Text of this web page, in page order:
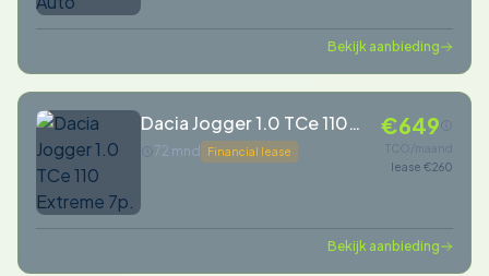
Bekijk aanbieding
Dacia Jogger 1.0 TCe 110
Extreme 7p.
72 mnd Financial lease
€649
TCO/maand
lease €260
Bekijk aanbieding